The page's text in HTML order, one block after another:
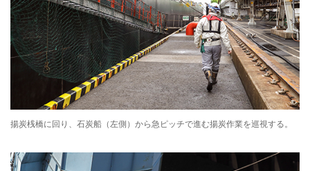
揚炭桟橋に回り、石炭船（左側）から急ピッチで進む揚炭作業を巡視する。